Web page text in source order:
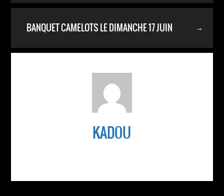
→
BANQUET CAMELOTS LE DIMANCHE 17 JUIN
KADOU